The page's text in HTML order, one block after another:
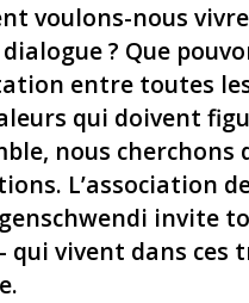
voulons-nous
? Que
entre toutes
qui doivent
nous
L’association
invite
qui vivent dans